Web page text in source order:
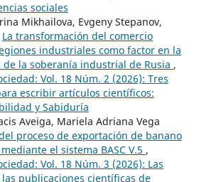
sociales
Mikhailova, Evgeny Stepanov,
La transformación del comercio
industriales como factor en la
la soberanía industrial de Rusia ,
Vol. 18 Núm. 2 (2026): Tres
escribir artículos científicos:
y Sabiduría
Aveiga, Mariela Adriana Vega
proceso de exportación de banano
el sistema BASC V.5 ,
Vol. 18 Núm. 3 (2026): Las
publicaciones científicas de